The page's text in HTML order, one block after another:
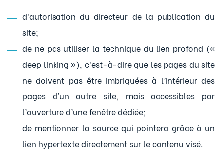
d’autorisation du directeur de la publication du
site;
de ne pas utiliser la technique du lien profond («
deep linking »), c’est-à-dire que les pages du site
ne doivent pas être imbriquées à l’intérieur des
pages d’un autre site, mais accessibles par
l’ouverture d’une fenêtre dédiée;
de mentionner la source qui pointera grâce à un
lien hypertexte directement sur le contenu visé.